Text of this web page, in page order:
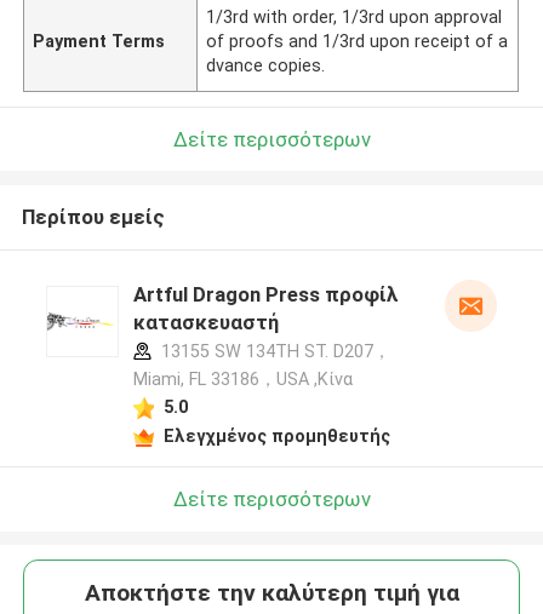
Payment Terms
1/3rd with order, 1/3rd upon approval
of proofs and 1/3rd upon receipt of a
dvance copies.
Δείτε περισσότερων
Περίπου εμείς
Artful Dragon Press προφίλ
κατασκευαστή
13155 SW 134TH ST. D207，
Miami, FL 33186，USA ,Κίνα
5.0
Ελεγχμένος προμηθευτής
Δείτε περισσότερων
Αποκτήστε την καλύτερη τιμή για